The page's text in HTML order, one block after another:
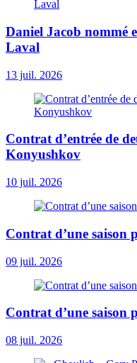
Daniel Jacob nommé
Laval
13 juil. 2026
Contrat d’entrée de
Konyushkov
10 juil. 2026
Contrat d’une saison
09 juil. 2026
Contrat d’une saison
08 juil. 2026